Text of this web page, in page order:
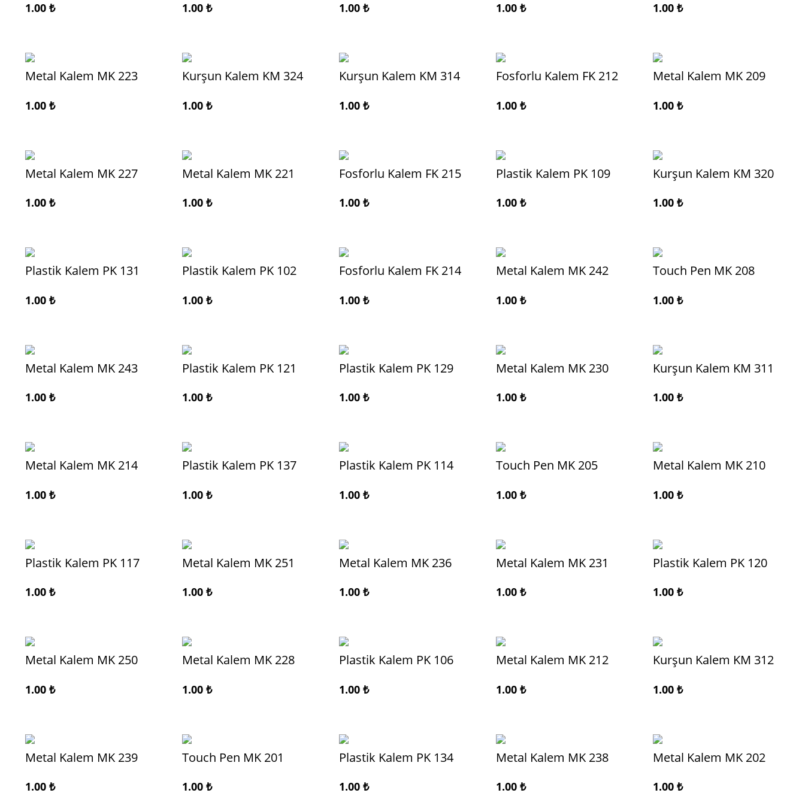
1.00 ₺ 1.00 ₺ 1.00 ₺ 1.00 ₺ 1.00 ₺
Metal Kalem MK 223
1.00 ₺
Kurşun Kalem KM 324
1.00 ₺
Kurşun Kalem KM 314
1.00 ₺
Fosforlu Kalem FK 212
1.00 ₺
Metal Kalem MK 209
1.00 ₺
Metal Kalem MK 227
1.00 ₺
Metal Kalem MK 221
1.00 ₺
Fosforlu Kalem FK 215
1.00 ₺
Plastik Kalem PK 109
1.00 ₺
Kurşun Kalem KM 320
1.00 ₺
Plastik Kalem PK 131
1.00 ₺
Plastik Kalem PK 102
1.00 ₺
Fosforlu Kalem FK 214
1.00 ₺
Metal Kalem MK 242
1.00 ₺
Touch Pen MK 208
1.00 ₺
Metal Kalem MK 243
1.00 ₺
Plastik Kalem PK 121
1.00 ₺
Plastik Kalem PK 129
1.00 ₺
Metal Kalem MK 230
1.00 ₺
Kurşun Kalem KM 311
1.00 ₺
Metal Kalem MK 214
1.00 ₺
Plastik Kalem PK 137
1.00 ₺
Plastik Kalem PK 114
1.00 ₺
Touch Pen MK 205
1.00 ₺
Metal Kalem MK 210
1.00 ₺
Plastik Kalem PK 117
1.00 ₺
Metal Kalem MK 251
1.00 ₺
Metal Kalem MK 236
1.00 ₺
Metal Kalem MK 231
1.00 ₺
Plastik Kalem PK 120
1.00 ₺
Metal Kalem MK 250
1.00 ₺
Metal Kalem MK 228
1.00 ₺
Plastik Kalem PK 106
1.00 ₺
Metal Kalem MK 212
1.00 ₺
Kurşun Kalem KM 312
1.00 ₺
Metal Kalem MK 239
1.00 ₺
Touch Pen MK 201
1.00 ₺
Plastik Kalem PK 134
1.00 ₺
Metal Kalem MK 238
1.00 ₺
Metal Kalem MK 202
1.00 ₺